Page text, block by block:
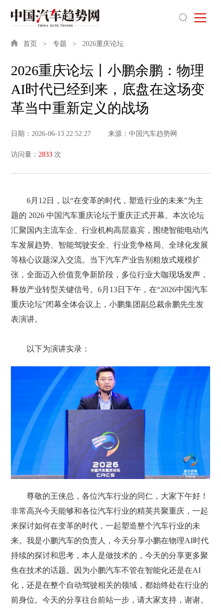
首页 专题 2026重庆论坛
2026重庆论坛丨小鹏余鹏：物理
AI时代已经到来，底盘在这场变
革当中重新定义的战场
日期：2026-06-13 22:52:27 来源：中国汽车趋势网
访问量：2833 次
6月12日，以“在变革的时代，塑造行业的未来”为主
题的 2026 中国汽车重庆论坛于重庆正式开幕。本次论坛
汇聚国内主流车企、行业机构高层嘉宾，围绕智能电动汽
车发展趋势、智能驾驶安全、行业竞争格局、全球化发展
等核心议题深入交流。当下汽车产业告别粗放式规模扩
张，全面迈入价值竞争新阶段，多位行业大咖现场发声，
释放产业转型关键信号。6月13日下午，在“2026中国汽车
重庆论坛”闭幕全体会议上，小鹏集团副总裁余鹏先生发
表演讲。
以下为演讲实录：
尊敬的王侠总，各位汽车行业的同仁，大家下午好！
非常高兴今天能够和各位汽车行业的精英共聚重庆，一起
来探讨如何在变革的时代，一起塑造整个汽车行业的未
来。我是小鹏汽车的负责人，今天分享小鹏在物理AI时代
持续的探讨和思考，本人是做技术的，今天的分享更多聚
焦在技术的话题。因为小鹏汽车不管在智能化还是在AI
化，还是在整个自动驾驶相关的领域，都始终处在行业的
前身位。今天的分享往台前站一步，请大家支持，谢谢。